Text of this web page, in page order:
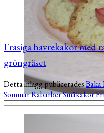
Frasiga havrekakor med
gröngräset
Detta inlägg publiceradesBaka
SommarRabarberSmåkakor